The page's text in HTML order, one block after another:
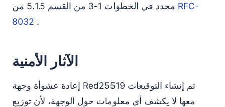
RFC-
8032 .
الآثار الأمنية
إعادة عشوأة وجهة Red25519 ثم إنشاء التوقيعات
معها لا يكشف أي معلومات حول الوجهة، لأن توزيع